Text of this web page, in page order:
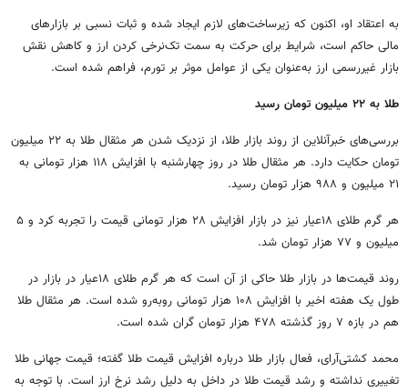
به اعتقاد او، اکنون که زیرساخت‌های لازم ایجاد شده و ثبات نسبی بر بازارهای
مالی حاکم است، شرایط برای حرکت به سمت تک‌نرخی کردن ارز و کاهش نقش
بازار غیررسمی ارز به‌عنوان یکی از عوامل موثر بر تورم، فراهم شده است.
طلا به ۲۲ میلیون تومان رسید
بررسی‌های خبرآنلاین از روند بازار طلا، از نزدیک شدن هر مثقال طلا به ۲۲ میلیون
تومان حکایت دارد. هر مثقال طلا در روز چهارشنبه با افزایش ۱۱۸ هزار تومانی به
۲۱ میلیون و ۹۸۸ هزار تومان رسید.
هر گرم طلای ۱۸عیار نیز در بازار افزایش ۲۸ هزار تومانی قیمت را تجربه کرد و ۵
میلیون و ۷۷ هزار تومان شد.
روند قیمت‌ها در بازار طلا حاکی از آن است که هر گرم طلای ۱۸عیار در بازار در
طول یک هفته اخیر با افزایش ۱۰۸ هزار تومانی روبه‌رو شده است. هر مثقال طلا
هم در بازه ۷ روز گذشته ۴۷۸ هزار تومان گران شده است.
محمد کشتی‌آرای، فعال بازار طلا درباره افزایش قیمت طلا گفته؛ قیمت جهانی طلا
تغییری نداشته و رشد قیمت طلا در داخل به دلیل رشد نرخ ارز است. با توجه به